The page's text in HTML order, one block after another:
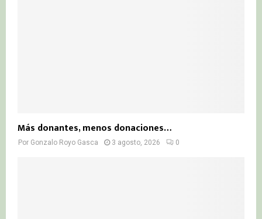
Más donantes, menos donaciones…
Por Gonzalo Royo Gasca 3 agosto, 2026 0